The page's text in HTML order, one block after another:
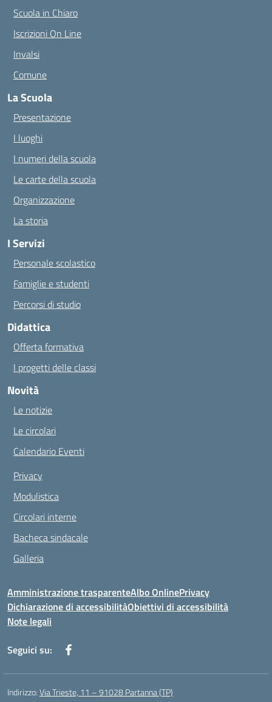
Scuola in Chiaro
Iscrizioni On Line
Invalsi
Comune
La Scuola
Presentazione
I luoghi
I numeri della scuola
Le carte della scuola
Organizzazione
La storia
I Servizi
Personale scolastico
Famiglie e studenti
Percorsi di studio
Didattica
Offerta formativa
I progetti delle classi
Novità
Le notizie
Le circolari
Calendario Eventi
Privacy
Modulistica
Circolari interne
Bacheca sindacale
Galleria
Amministrazione trasparenteAlbo OnlinePrivacy
Dichiarazione di accessibilitàObiettivi di accessibilità
Note legali
Seguici su:
Indirizzo:Via Trieste, 11 – 91028 Partanna (TP)